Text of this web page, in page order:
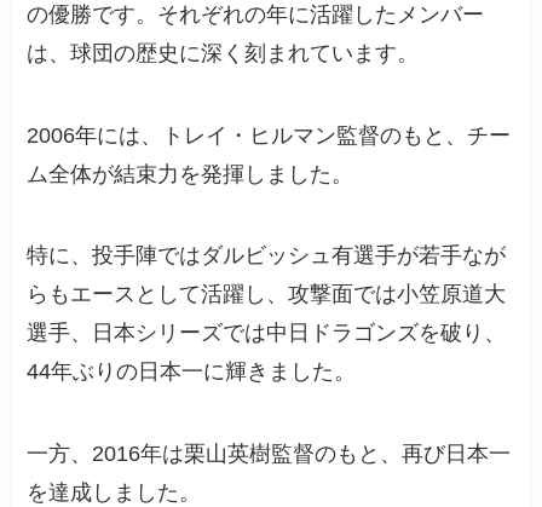
の優勝です。それぞれの年に活躍したメンバー
は、球団の歴史に深く刻まれています。
2006年には、トレイ・ヒルマン監督のもと、チー
ム全体が結束力を発揮しました。
特に、投手陣ではダルビッシュ有選手が若手なが
らもエースとして活躍し、攻撃面では小笠原道大
選手、日本シリーズでは中日ドラゴンズを破り、
44年ぶりの日本一に輝きました。
一方、2016年は栗山英樹監督のもと、再び日本一
を達成しました。